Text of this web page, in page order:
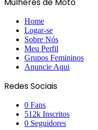
Mulheres de Moto
Home
Logar-se
Sobre Nós
Meu Perfil
Grupos Femininos
Anuncie Aqui
Redes Sociais
0 Fans
512k Inscritos
0 Seguidores